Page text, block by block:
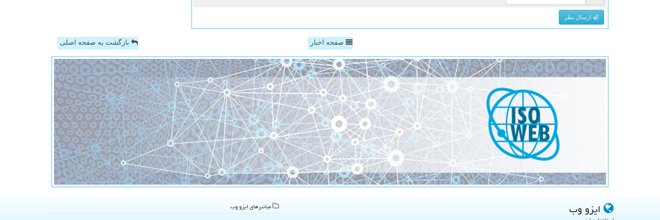
ارسال نظر
صفحه اخبار بازگشت به صفحه اصلی
ایزو وب میانبرهای ایزو وب